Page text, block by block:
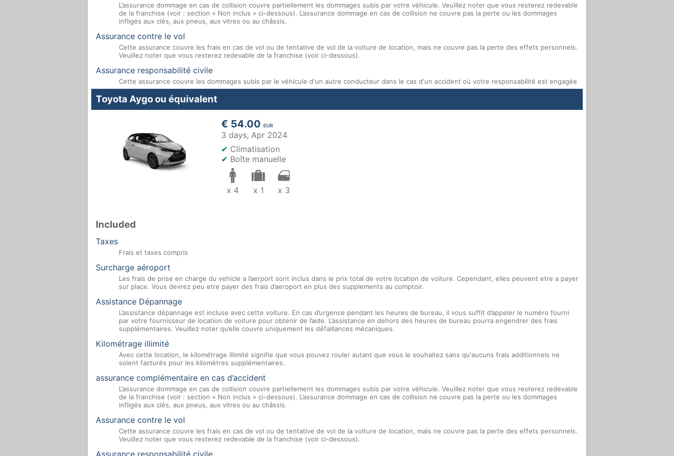
L’assurance dommage en cas de collision couvre partiellement les dommages subis par votre véhicule. Veuillez noter que vous resterez redevable
de la franchise (voir : section « Non inclus » ci-dessous). L’assurance dommage en cas de collision ne couvre pas la perte ou les dommages
infligés aux clés, aux pneus, aux vitres ou au châssis.
Assurance contre le vol
Cette assurance couvre les frais en cas de vol ou de tentative de vol de la voiture de location, mais ne couvre pas la perte des effets personnels.
Veuillez noter que vous resterez redevable de la franchise (voir ci-dessous).
Assurance responsabilité civile
Cette assurance couvre les dommages subis par le véhicule d'un autre conducteur dans le cas d'un accident où votre responsabilité est engagée
Toyota Aygo ou équivalent
€ 54.00 EUR
3 days, Apr 2024
✔ Climatisation
✔ Boîte manuelle
x 4 x 1 x 3
Included
Taxes
Frais et taxes compris
Surcharge aéroport
Les frais de prise en charge du vehicle a l’aerport sont inclus dans le prix total de votre location de voiture. Cependant, elles peuvent etre a payer
sur place. Vous devrez peu etre payer des frais d’aeroport en plus des supplements au comptoir.
Assistance Dépannage
L’assistance dépannage est incluse avec cette voiture. En cas d’urgence pendant les heures de bureau, il vous suffit d’appeler le numéro fourni
par votre fournisseur de location de voiture pour obtenir de l’aide. L’assistance en dehors des heures de bureau pourra engendrer des frais
supplémentaires. Veuillez noter qu’elle couvre uniquement les défaillances mécaniques.
Kilométrage illimité
Avec cette location, le kilométrage illimité signifie que vous pouvez rouler autant que vous le souhaitez sans qu'aucuns frais additionnels ne
soient facturés pour les kilomètres supplémentaires.
assurance complémentaire en cas d’accident
L’assurance dommage en cas de collision couvre partiellement les dommages subis par votre véhicule. Veuillez noter que vous resterez redevable
de la franchise (voir : section « Non inclus » ci-dessous). L’assurance dommage en cas de collision ne couvre pas la perte ou les dommages
infligés aux clés, aux pneus, aux vitres ou au châssis.
Assurance contre le vol
Cette assurance couvre les frais en cas de vol ou de tentative de vol de la voiture de location, mais ne couvre pas la perte des effets personnels.
Veuillez noter que vous resterez redevable de la franchise (voir ci-dessous).